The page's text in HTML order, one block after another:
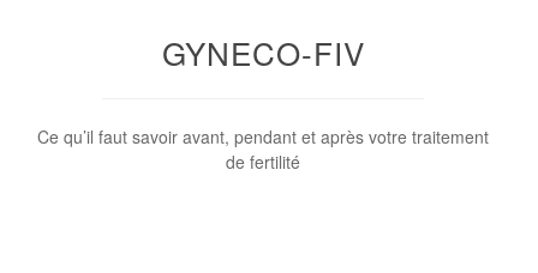
GYNECO-FIV
Ce qu’il faut savoir avant, pendant et après votre traitement
de fertilité